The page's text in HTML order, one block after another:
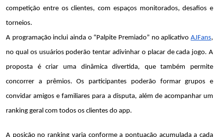
competição entre os clientes, com espaços monitorados, desafios e
torneios.
A programação inclui ainda o “Palpite Premiado” no aplicativo AJFans,
no qual os usuários poderão tentar adivinhar o placar de cada jogo. A
proposta é criar uma dinâmica divertida, que também permite
concorrer a prêmios. Os participantes poderão formar grupos e
convidar amigos e familiares para a disputa, além de acompanhar um
ranking geral com todos os clientes do app.
A posição no ranking varia conforme a pontuação acumulada a cada